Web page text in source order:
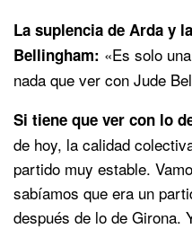
La suplencia de Arda y
Bellingham: «Es solo
nada que ver con Jude
Si tiene que ver con lo
de hoy, la calidad
partido muy estable.
sabíamos que era un
después de lo de Girona.